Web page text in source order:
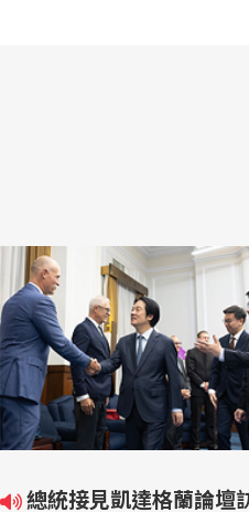
總統接見凱達格蘭論壇訪賓 重